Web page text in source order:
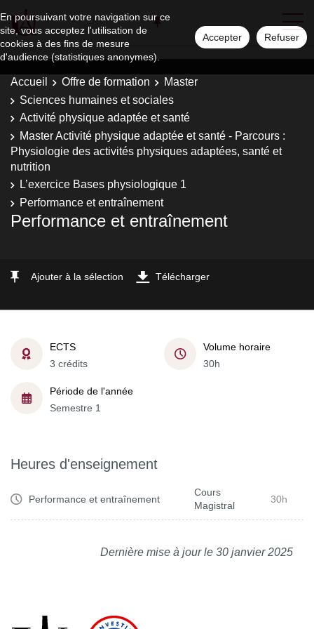
En poursuivant votre navigation sur ce
site, vous acceptez l'utilisation de
cookies à des fins de mesure
d'audience (statistiques anonymes).
Accepter Refuser
Accueil Offre de formation
Master
Sciences humaines et sociales
Activité physique adaptée et santé
Master Activité physique adaptée et santé - Parcours :
Physiologie des activités physiques adaptées, santé et
nutrition
L’exercice Bases physiologique 1
Performance et entraînement
Performance et entraînement
Ajouter à la sélection Télécharger
ECTS
3 crédits
Volume horaire
30h
Période de l'année
Semestre 1
Heures d'enseignement
Performance et entraînement
Cours
Magistral
30h
Dernière mise à jour le 30 janvier 2025